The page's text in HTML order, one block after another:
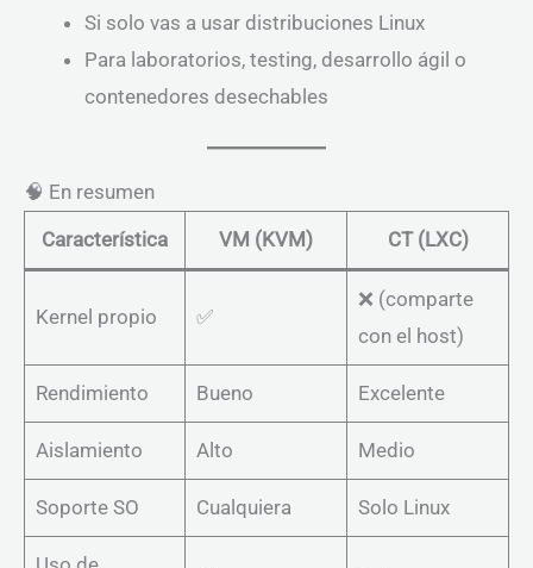
Si solo vas a usar distribuciones Linux
Para laboratorios, testing, desarrollo ágil o
contenedores desechables
🧠 En resumen
Característica
VM (KVM) CT (LXC)
Kernel propio ✅
❌ (comparte
con el host)
Rendimiento Bueno Excelente
Aislamiento Alto Medio
Soporte SO Cualquiera Solo Linux